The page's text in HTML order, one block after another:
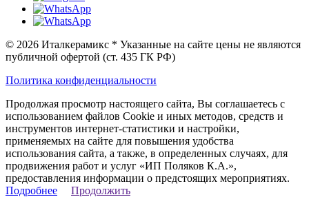
© 2026 Италкерамикс * Указанные на сайте цены не являются
публичной офертой (ст. 435 ГК РФ)
Политика конфиденциальности
Продолжая просмотр настоящего сайта, Вы соглашаетесь с
использованием файлов Cookie и иных методов, средств и
инструментов интернет-статистики и настройки,
применяемых на сайте для повышения удобства
использования сайта, а также, в определенных случаях, для
продвижения работ и услуг «ИП Поляков К.А.»,
предоставления информации о предстоящих мероприятиях.
Подробнее
Продолжить